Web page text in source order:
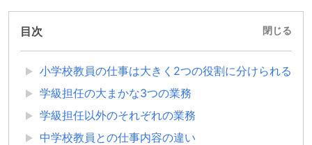
目次 閉じる
小学校教員の仕事は大きく2つの役割に分けられる
学級担任の大まかな3つの業務
学級担任以外のそれぞれの業務
中学校教員との仕事内容の違い